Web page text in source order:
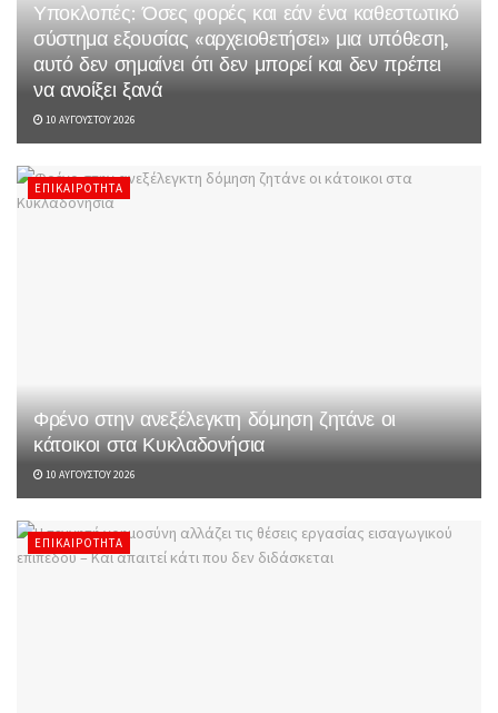
Υποκλοπές: Όσες φορές και εάν ένα καθεστωτικό
σύστημα εξουσίας «αρχειοθετήσει» μια υπόθεση,
αυτό δεν σημαίνει ότι δεν μπορεί και δεν πρέπει
να ανοίξει ξανά
10 ΑΥΓΟΎΣΤΟΥ 2026
ΕΠΙΚΑΙΡΌΤΗΤΑ
Φρένο στην ανεξέλεγκτη δόμηση ζητάνε οι
κάτοικοι στα Κυκλαδονήσια
10 ΑΥΓΟΎΣΤΟΥ 2026
ΕΠΙΚΑΙΡΌΤΗΤΑ